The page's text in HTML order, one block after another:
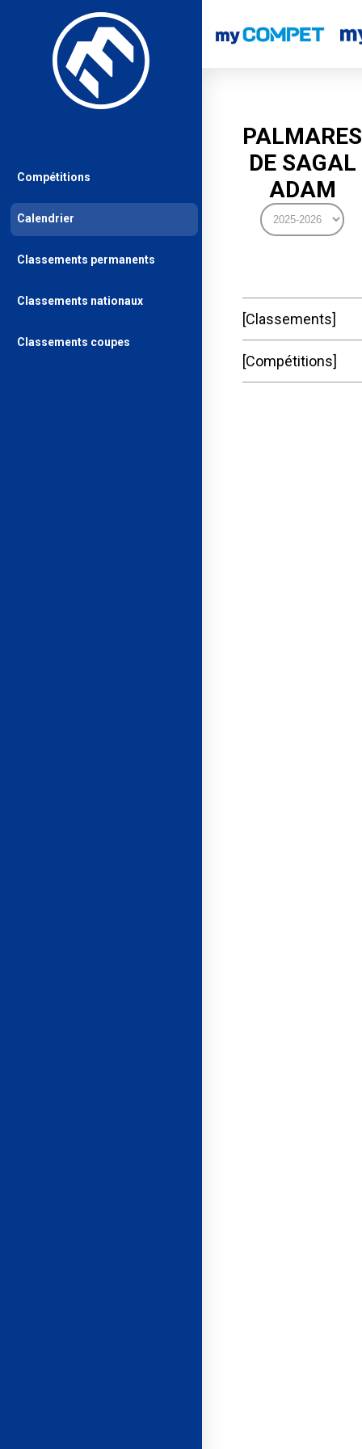
PALMARES
DE SAGAL
ADAM
Classements
Compétitions
Compétitions
Calendrier
Classements permanents
Classements nationaux
Classements coupes